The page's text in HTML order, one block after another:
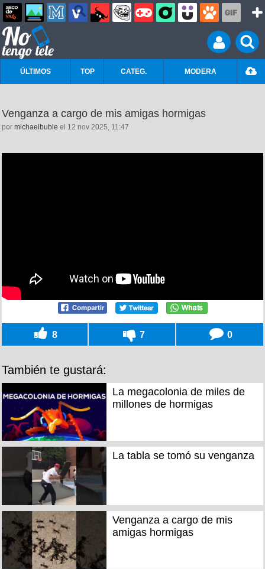
ÚLTIMOS TOP CATEG. MODERA
Venganza a cargo de mis amigas hormigas
por michaelbuble el 12 nov 2025, 11:47
8 7 0
También te gustará:
La megacolonia de miles de
millones de hormigas
La tabla se tomó su venganza
Venganza a cargo de mis
amigas hormigas